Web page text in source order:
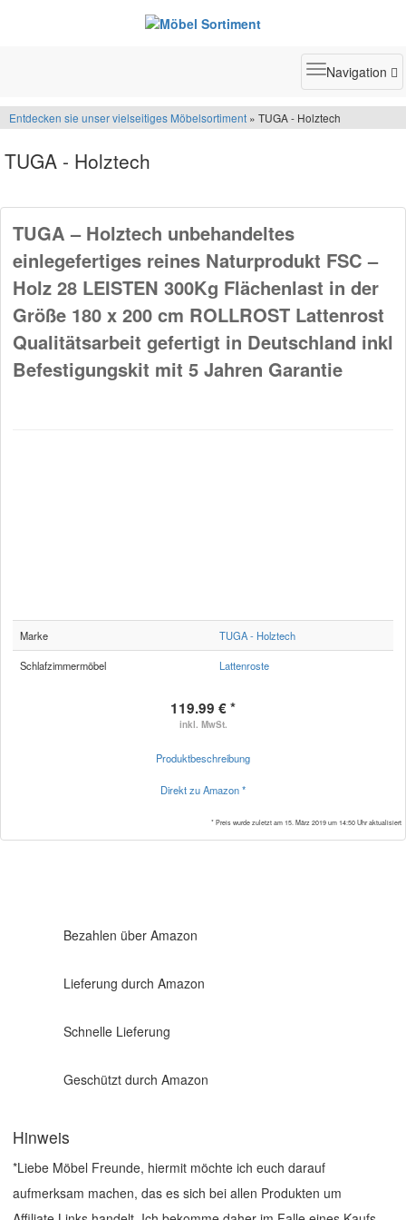
Toggle
Navigation
Entdecken sie unser vielseitiges Möbelsortiment » TUGA - Holztech
TUGA - Holztech
TUGA – Holztech unbehandeltes
einlegefertiges reines Naturprodukt FSC –
Holz 28 LEISTEN 300Kg Flächenlast in der
Größe 180 x 200 cm ROLLROST Lattenrost
Qualitätsarbeit gefertigt in Deutschland inkl
Befestigungskit mit 5 Jahren Garantie
Marke TUGA - Holztech
Schlafzimmermöbel Lattenroste
119.99 € *
inkl. MwSt.
Produktbeschreibung
Direkt zu Amazon *
* Preis wurde zuletzt am 15. März 2019 um 14:50 Uhr aktualisiert
Bezahlen über Amazon
Lieferung durch Amazon
Schnelle Lieferung
Geschützt durch Amazon
Hinweis
*Liebe Möbel Freunde, hiermit möchte ich euch darauf
aufmerksam machen, das es sich bei allen Produkten um